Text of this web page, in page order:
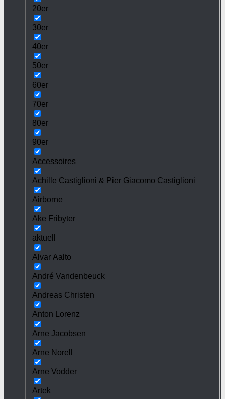
20er
30er
40er
50er
60er
70er
80er
90er
Accessoires
Achille Castiglioni & Pier Giacomo Castiglioni
Airborne
Ake Fribyter
aktuell
Alvar Aalto
André Vandenbeuck
Andreas Christen
Anton Lorenz
Arne Jacobsen
Arne Norell
Arne Vodder
Artek